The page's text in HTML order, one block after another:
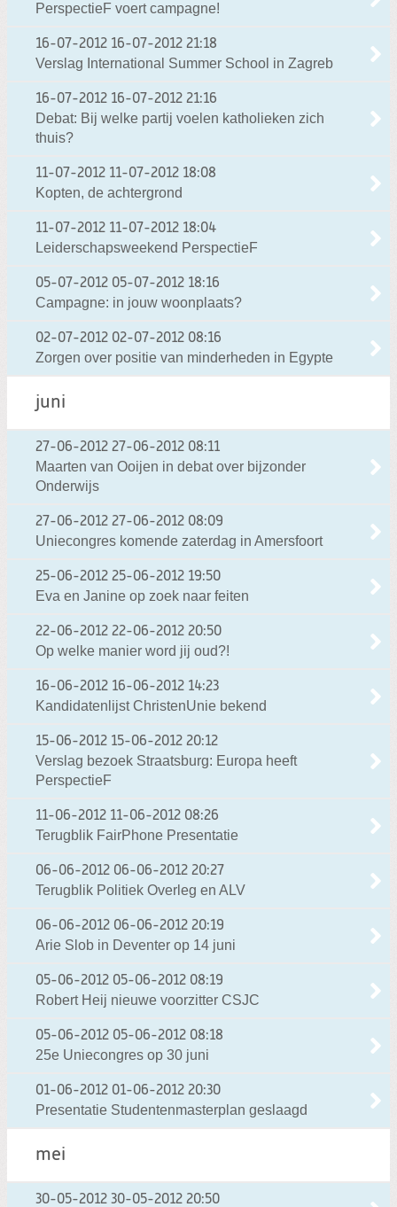
PerspectieF voert campagne!
16-07-2012 16-07-2012 21:18
Verslag International Summer School in Zagreb
16-07-2012 16-07-2012 21:16
Debat: Bij welke partij voelen katholieken zich
thuis?
11-07-2012 11-07-2012 18:08
Kopten, de achtergrond
11-07-2012 11-07-2012 18:04
Leiderschapsweekend PerspectieF
05-07-2012 05-07-2012 18:16
Campagne: in jouw woonplaats?
02-07-2012 02-07-2012 08:16
Zorgen over positie van minderheden in Egypte
juni
27-06-2012 27-06-2012 08:11
Maarten van Ooijen in debat over bijzonder
Onderwijs
27-06-2012 27-06-2012 08:09
Uniecongres komende zaterdag in Amersfoort
25-06-2012 25-06-2012 19:50
Eva en Janine op zoek naar feiten
22-06-2012 22-06-2012 20:50
Op welke manier word jij oud?!
16-06-2012 16-06-2012 14:23
Kandidatenlijst ChristenUnie bekend
15-06-2012 15-06-2012 20:12
Verslag bezoek Straatsburg: Europa heeft
PerspectieF
11-06-2012 11-06-2012 08:26
Terugblik FairPhone Presentatie
06-06-2012 06-06-2012 20:27
Terugblik Politiek Overleg en ALV
06-06-2012 06-06-2012 20:19
Arie Slob in Deventer op 14 juni
05-06-2012 05-06-2012 08:19
Robert Heij nieuwe voorzitter CSJC
05-06-2012 05-06-2012 08:18
25e Uniecongres op 30 juni
01-06-2012 01-06-2012 20:30
Presentatie Studentenmasterplan geslaagd
mei
30-05-2012 30-05-2012 20:50